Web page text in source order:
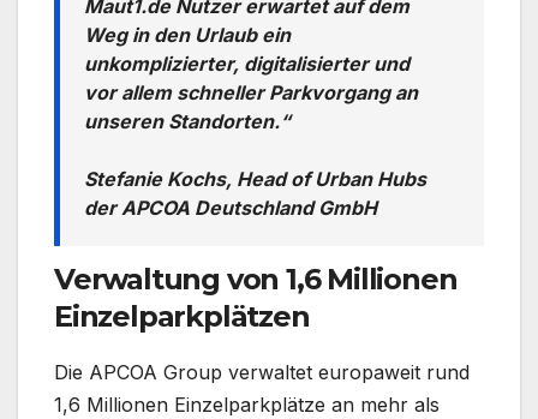
Maut1.de Nutzer erwartet auf dem
Weg in den Urlaub ein
unkomplizierter, digitalisierter und
vor allem schneller Parkvorgang an
unseren Standorten.“
Stefanie Kochs, Head of Urban Hubs
der APCOA Deutschland GmbH
Verwaltung von 1,6 Millionen
Einzelparkplätzen
Die APCOA Group verwaltet europaweit rund
1,6 Millionen Einzelparkplätze an mehr als